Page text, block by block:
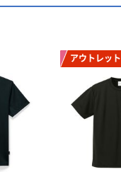
アウトレット